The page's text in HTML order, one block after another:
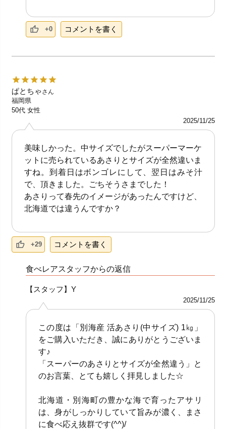
+0 コメントを書く
ぱとちゃさん
福岡県
50代 女性
2025/11/25
美味しかった。中サイズでしたがスーパーマーケ
ットに売られているあさりとサイズが全然違いま
すね。到着日はボンゴレにして、翌日はみそ汁
で、頂きました。ごちそうさまでした！
あさりって春先のイメージがあったんですけど、
北海道では違うんですか？
+29 コメントを書く
食べレアスタッフからの返信
【スタッフ】Y
2025/11/25
この度は「別海産 活あさり(中サイズ) 1㎏」
をご購入いただき、誠にありがとうございま
す♪
「スーパーのあさりとサイズが全然違う」と
のお言葉、とても嬉しく拝見しました☆
北海道・別海町の豊かな海で育ったアサリ
は、身がしっかりしていて旨みが濃く、まさ
に食べ応え抜群です(^^)/